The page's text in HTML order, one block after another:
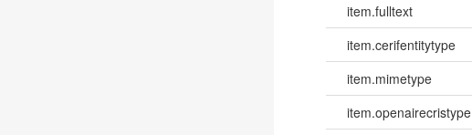
item.fulltext
item.cerifentitytype
item.mimetype
item.openairecristype